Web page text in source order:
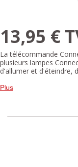
13,95 €
La télécommande
plusieurs lampes
d'allumer et d'éteindre,
blanc froid et différentes
Plus